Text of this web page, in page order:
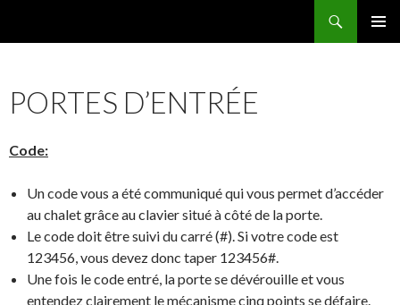
PORTES D’ENTRÉE
Code:
Un code vous a été communiqué qui vous permet d’accéder
au chalet grâce au clavier situé à côté de la porte.
Le code doit être suivi du carré (#). Si votre code est
123456, vous devez donc taper 123456#.
Une fois le code entré, la porte se dévérouille et vous
entendez clairement le mécanisme cinq points se défaire.